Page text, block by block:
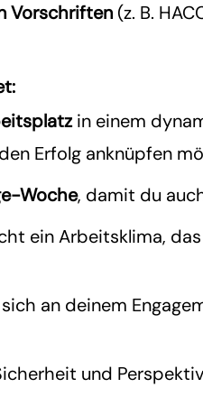
Vorschriften (z. B.
in einem
Erfolg anknüpfen
Woche, damit du
ein Arbeitsklima,
an deinem
und